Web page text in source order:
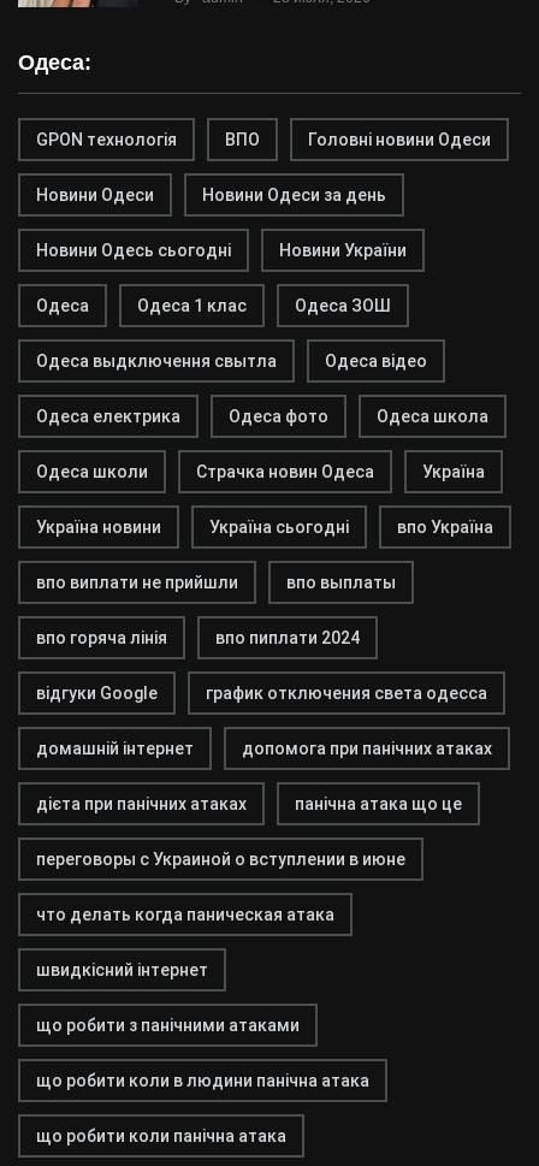
Одеса:
GPON технологія ВПО Головні новини Одеси
Новини Одеси Новини Одеси за день
Новини Одесь сьогодні Новини України
Одеса Одеса 1 клас Одеса ЗОШ
Одеса выдключення свытла Одеса відео
Одеса електрика Одеса фото Одеса школа
Одеса школи Страчка новин Одеса Україна
Україна новини Україна сьогодні впо Україна
впо виплати не прийшли впо выплаты
впо горяча лінія впо пиплати 2024
відгуки Google график отключения света одесса
домашній інтернет допомога при панічних атаках
дієта при панічних атаках панічна атака що це
переговоры с Украиной о вступлении в июне
что делать когда паническая атака
швидкісний інтернет
що робити з панічними атаками
що робити коли в людини панічна атака
що робити коли панічна атака